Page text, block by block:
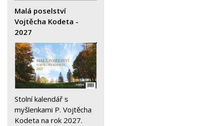
Malá poselství
Vojtěcha Kodeta -
2027
Stolní kalendář s
myšlenkami P. Vojtěcha
Kodeta na rok 2027.